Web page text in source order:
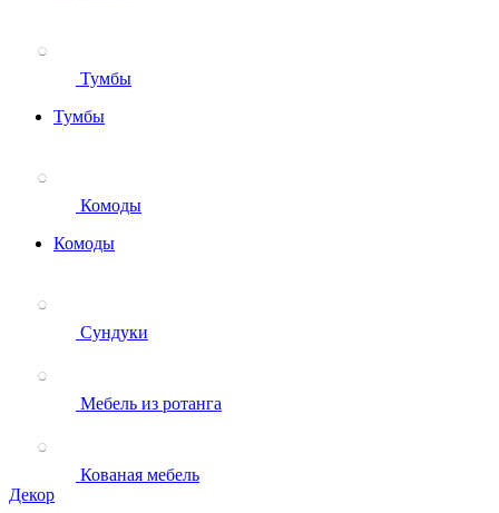
Тумбы
Тумбы
Комоды
Комоды
Сундуки
Мебель из ротанга
Кованая мебель
Декор